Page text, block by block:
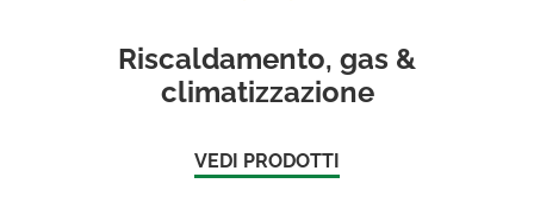
Riscaldamento, gas &
climatizzazione
VEDI PRODOTTI